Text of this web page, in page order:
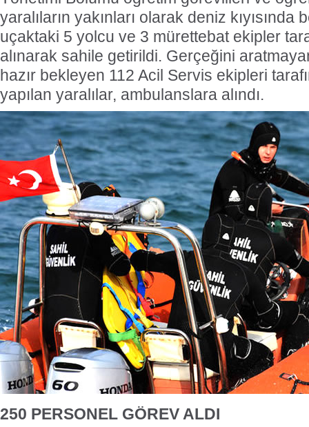
yaralıların yakınları olarak deniz kıyısında
uçaktaki 5 yolcu ve 3 mürettebat ekipler
alınarak sahile getirildi. Gerçeğini
hazır bekleyen 112 Acil Servis ekipleri
yapılan yaralılar, ambulanslara alındı.
250 PERSONEL GÖREV ALDI